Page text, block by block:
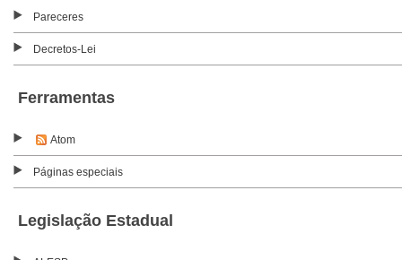
Pareceres
Decretos-Lei
Ferramentas
Atom
Páginas especiais
Legislação Estadual